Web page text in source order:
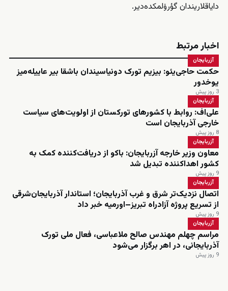
دایاقلاریندان گؤرۆلمکده‌دیر.
اخبار مرتبط
آزربایجان
حکمت حاجی‌یئو: بیزیم تورک دونیاسیندان باشقا بیر عاییله‌میز
یوخدور
3 روز پیش
آزربایجان
علی‌اف: روابط با کشورهای تورکستان از اولویت‌های سیاست
خارجی آذربایجان است
8 روز پیش
آزربایجان
معاون وزیر خارجه آزربایجان: باکو از دریافت‌کننده کمک به
کشور اهداکننده تبدیل شد
9 روز پیش
آزربایجان
اتصال نزدیک‌تر شرق و غرب آذربایجان؛ استاندار آذربایجان‌شرقی
از تسریع پروژه آزادراه تبریز–اورمیه خبر داد
9 روز پیش
آزربایجان
مراسم چهلم مهندس صالح ملاعباسی، فعال ملی تورک
آذربایجانی، در اهر برگزار می‌شود
9 روز پیش